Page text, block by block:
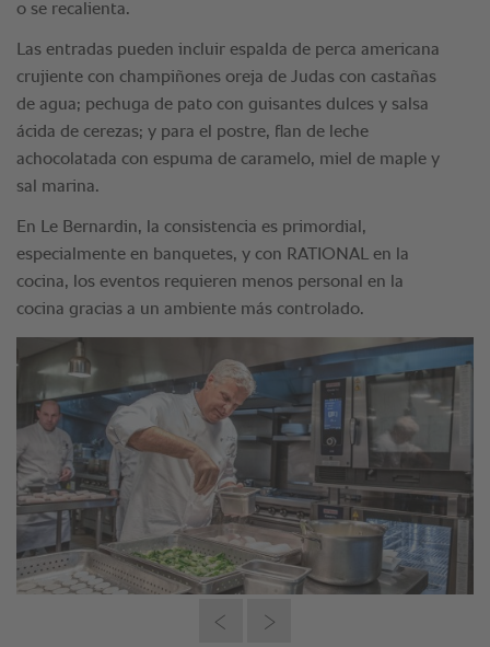
o se recalienta.
Las entradas pueden incluir espalda de perca americana
crujiente con champiñones oreja de Judas con castañas
de agua; pechuga de pato con guisantes dulces y salsa
ácida de cerezas; y para el postre, flan de leche
achocolatada con espuma de caramelo, miel de maple y
sal marina.
En Le Bernardin, la consistencia es primordial,
especialmente en banquetes, y con RATIONAL en la
cocina, los eventos requieren menos personal en la
cocina gracias a un ambiente más controlado.